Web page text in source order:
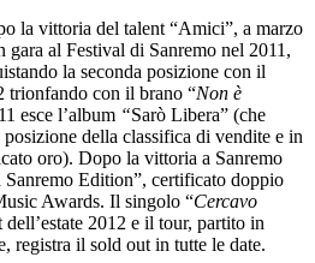
la vittoria del talent “Amici”, a marzo
gara al Festival di Sanremo nel 2011,
la seconda posizione con il
trionfando con il brano “Non è
esce l’album “Sarò Libera” (che
della classifica di vendite e in
oro). Dopo la vittoria a Sanremo
Edition”, certificato doppio
Awards. Il singolo “Cercavo
2012 e il tour, partito in
registra il sold out in tutte le date.